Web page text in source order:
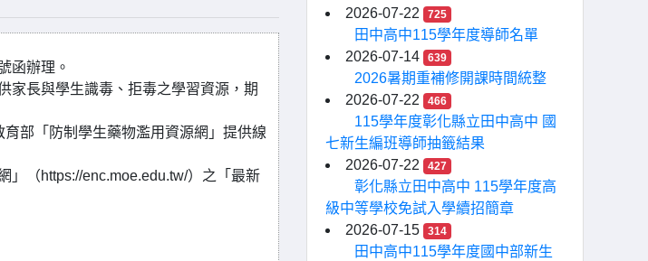
函辦理。
長與學生識毒、拒毒之學習資源，期
部「防制學生藥物濫用資源網」提供線
（https://enc.moe.edu.tw/）之「最新
2026-07-22
725
田中高中115學年度導師名單
2026-07-14
639
2026暑期重補修開課時間統整
2026-07-22
466
115學年度彰化縣立田中高中 國
七新生編班導師抽籤結果
2026-07-22
427
彰化縣立田中高中 115學年度高
級中等學校免試入學續招簡章
2026-07-15
314
田中高中115學年度國中部新生